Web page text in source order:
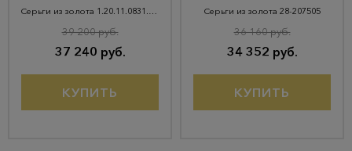
Серьги из золота 1.20.11.0831.00-4979
37 240 руб.
39 200 руб.
КУПИТЬ
Серьги из золота 28-207505
34 352 руб.
36 160 руб.
КУПИТЬ